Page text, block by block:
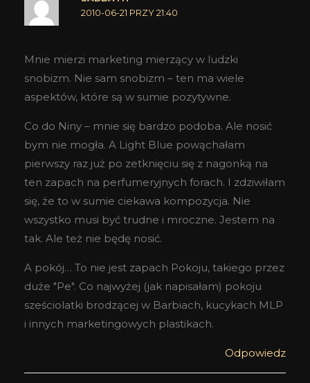
2010-06-21 PRZY 21:40
Mnie mierzi marketing mierzący w ludzki
snobizm. Nie sam snobizm – ten ma wiele
aspektów, które są w sumie pozytywne.
Co do Niny – mnie się bardzo podoba. Ale nosić
bym nie mogła. A Light Blue powąchałam
pierwszy raz już po zetknięciu się z nagonką na
ten zapach na perfumeryjnych forach. I zdziwiłam
się, że to w sumie ciekawa kompozycja. Nie
wszystko musi być trudne i mroczne. Jestem na
tak. Ale też nie będę nosić.
A pokój… To nie jest zapach Pokoju, takiego przez
duże "Pe". Co najwyżej (jak napisałam) pokoju
sześciolatki brodzącej w Barbiach, kucykach MLP
i innych marketingowych plastikach.
Odpowiedz